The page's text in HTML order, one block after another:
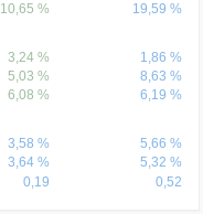
10,65 %
19,59 %
3,24 %
1,86 %
5,03 %
8,63 %
6,08 %
6,19 %
3,58 %
5,66 %
3,64 %
5,32 %
0,19 0,52